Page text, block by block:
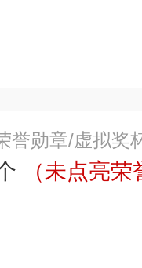
誉勋章/虚拟奖
（未点亮